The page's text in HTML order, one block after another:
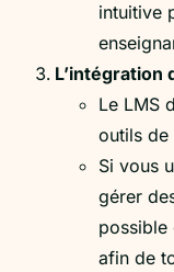
intuitive
L’intégration
Le LMS
outils de
Si vous
gérer
possible
afin de